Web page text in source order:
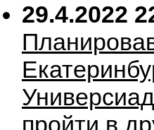
29.4.2022
пройти в